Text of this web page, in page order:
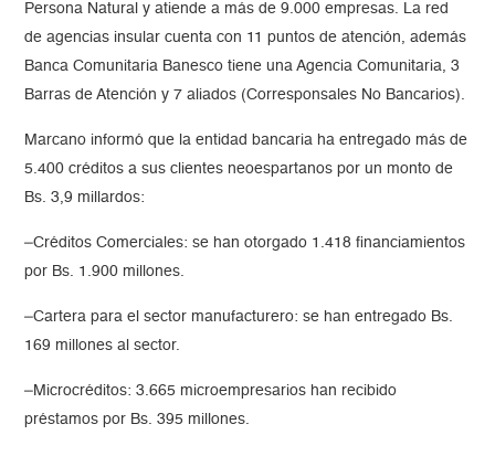
Persona Natural y atiende a más de 9.000 empresas. La red
de agencias insular cuenta con 11 puntos de atención, además
Banca Comunitaria Banesco tiene una Agencia Comunitaria, 3
Barras de Atención y 7 aliados (Corresponsales No Bancarios).
Marcano informó que la entidad bancaria ha entregado más de
5.400 créditos a sus clientes neoespartanos por un monto de
Bs. 3,9 millardos:
–Créditos Comerciales: se han otorgado 1.418 financiamientos
por Bs. 1.900 millones.
–Cartera para el sector manufacturero: se han entregado Bs.
169 millones al sector.
–Microcréditos: 3.665 microempresarios han recibido
préstamos por Bs. 395 millones.